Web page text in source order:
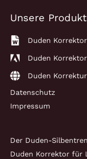
Unsere
Duden
Duden
Duden
Datenschutz
Impressum
Der Duden-
Duden Korrektor für